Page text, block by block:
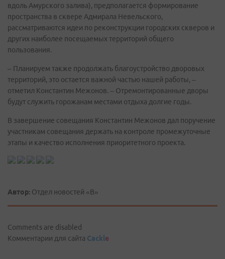
вдоль Амурского залива), предполагается формирование
пространства в сквере Адмирала Невельского,
рассматриваются идеи по реконструкции городских скверов и
других наиболее посещаемых территорий общего
пользования.
– Планируем также продолжать благоустройство дворовых
территорий, это остается важной частью нашей работы, –
отметил Константин Межонов. – Отремонтированные дворы
будут служить горожанам местами отдыха долгие годы.
В завершение совещания Константин Межонов дал поручение
участникам совещания держать на контроле промежуточные
этапы и качество исполнения приоритетного проекта.
Автор: Отдел новостей «В»
Comments are disabled
Комментарии для сайта Cackle